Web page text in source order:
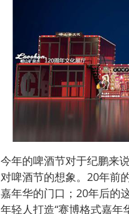
今年的啤酒节对于纪鹏来
对啤酒节的想象。20年前
嘉年华的门口；20年后的
年轻人打造“赛博格式嘉年